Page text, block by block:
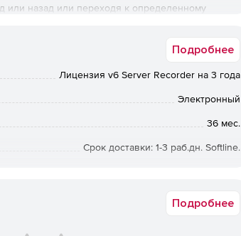
или назад или переходя к определенному
и программ, своевременный мониторинг
или миграции процедур для использования
Подробнее
Лицензия v6 Server Recorder на 3 года
Электронный
36 мес.
Срок доставки: 1-3 раб.дн. Softline.
Подробнее